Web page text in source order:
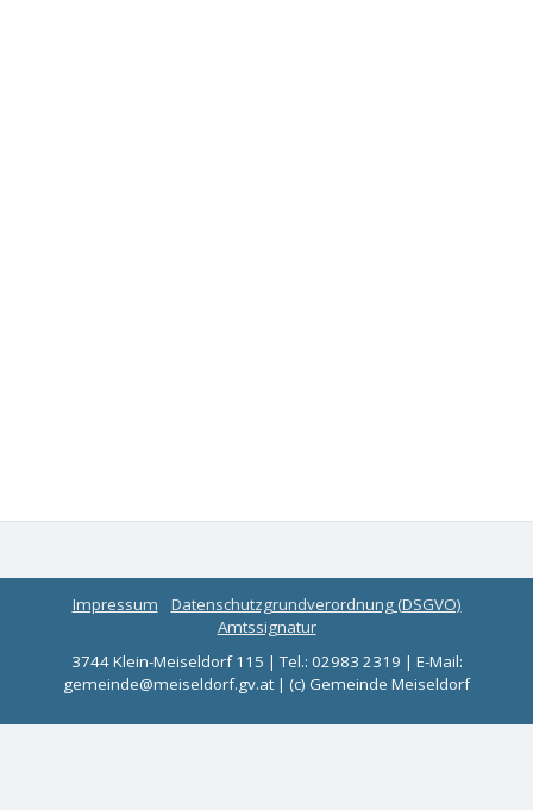
Impressum
Datenschutzgrundverordnung (DSGVO)
Amtssignatur
3744 Klein-Meiseldorf 115 | Tel.: 02983 2319 | E-Mail:
gemeinde@meiseldorf.gv.at | (c) Gemeinde Meiseldorf